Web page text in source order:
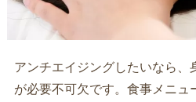
アンチエイジングしたいなら、
が必要不可欠です。食事メニュ